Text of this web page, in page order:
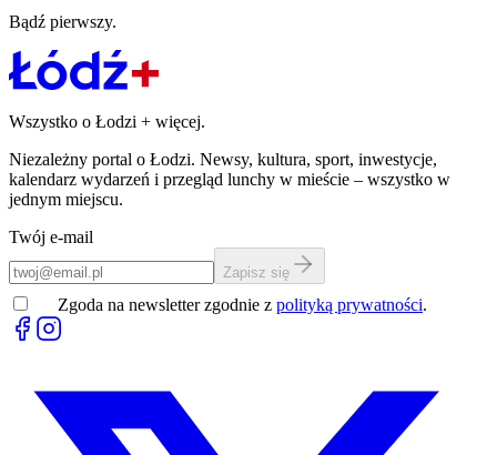
Bądź pierwszy.
Wszystko o Łodzi + więcej.
Niezależny portal o Łodzi. Newsy, kultura, sport, inwestycje,
kalendarz wydarzeń i przegląd lunchy w mieście – wszystko w
jednym miejscu.
Twój e-mail
Zapisz się
Zgoda na newsletter zgodnie z polityką prywatności.